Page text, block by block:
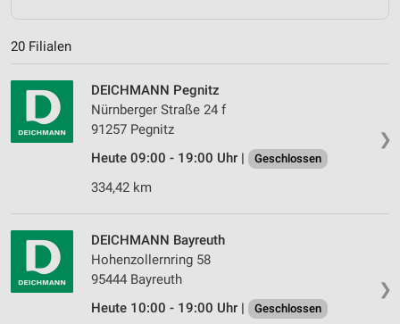
20 Filialen
❯
DEICHMANN Pegnitz
Nürnberger Straße 24 f
91257 Pegnitz
Heute 09:00 - 19:00 Uhr |
Geschlossen
334,42 km
❯
DEICHMANN Bayreuth
Hohenzollernring 58
95444 Bayreuth
Heute 10:00 - 19:00 Uhr |
Geschlossen